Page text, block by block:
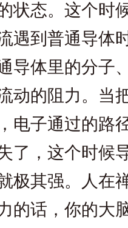
状态。这个时
遇到普通导体
导体里的分子
动的阻力。当
电子通过的路
了，这个时候
极其强。人在
的话，你的大